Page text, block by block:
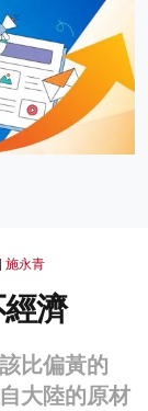
施永青
經濟
比偏黃的
大陸的原材